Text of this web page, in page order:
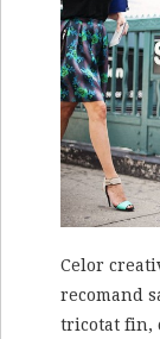
Celor
recomand
tricotat fin,